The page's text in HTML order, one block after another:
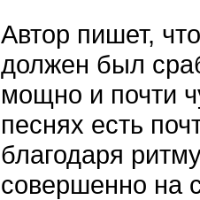
Автор пишет,
должен был
мощно и почти
песнях есть
благодаря
совершенно на